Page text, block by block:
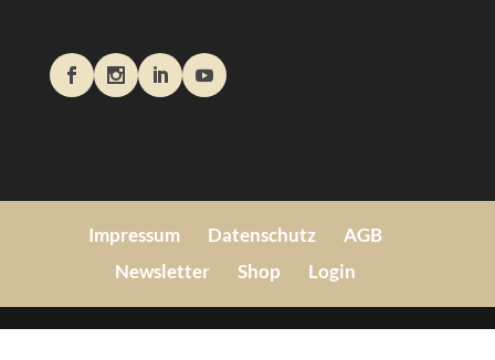
Impressum Datenschutz
AGB
Newsletter
Shop Login